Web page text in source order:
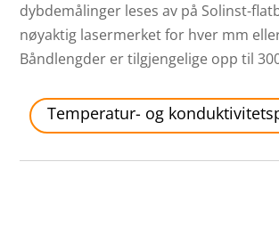
dybdemålinger leses av på Solinst-
nøyaktig lasermerket for hver mm
Båndlengder er tilgjengelige opp til
Temperatur- og